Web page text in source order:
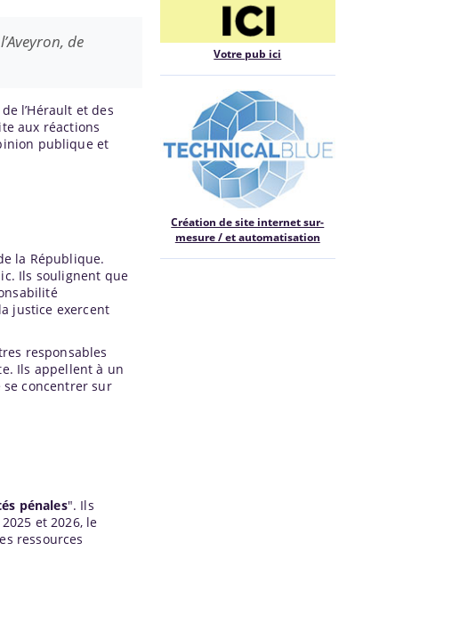
de
l’Hérault et des
aux réactions
publique et
la République.
Ils soulignent que
justice exercent
responsables
Ils appellent à un
concentrer sur
pénales". Ils
et 2026, le
ressources
Votre pub ici
Création de site internet sur-
mesure / et automatisation